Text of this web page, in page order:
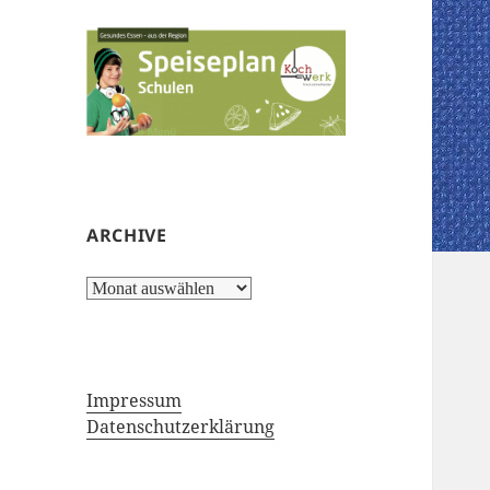
ARCHIVE
Archive
Impressum
Datenschutzerklärung